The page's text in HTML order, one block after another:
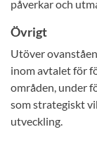
påverkar och
Övrigt
Utöver
inom avtalet för
områden, under
som strategiskt
utveckling.